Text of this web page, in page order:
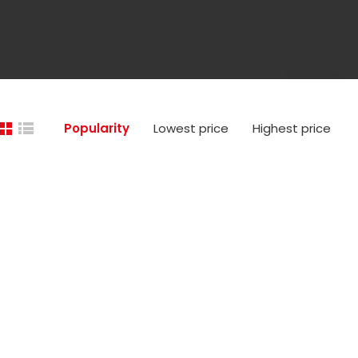
Popularity Lowest price Highest price